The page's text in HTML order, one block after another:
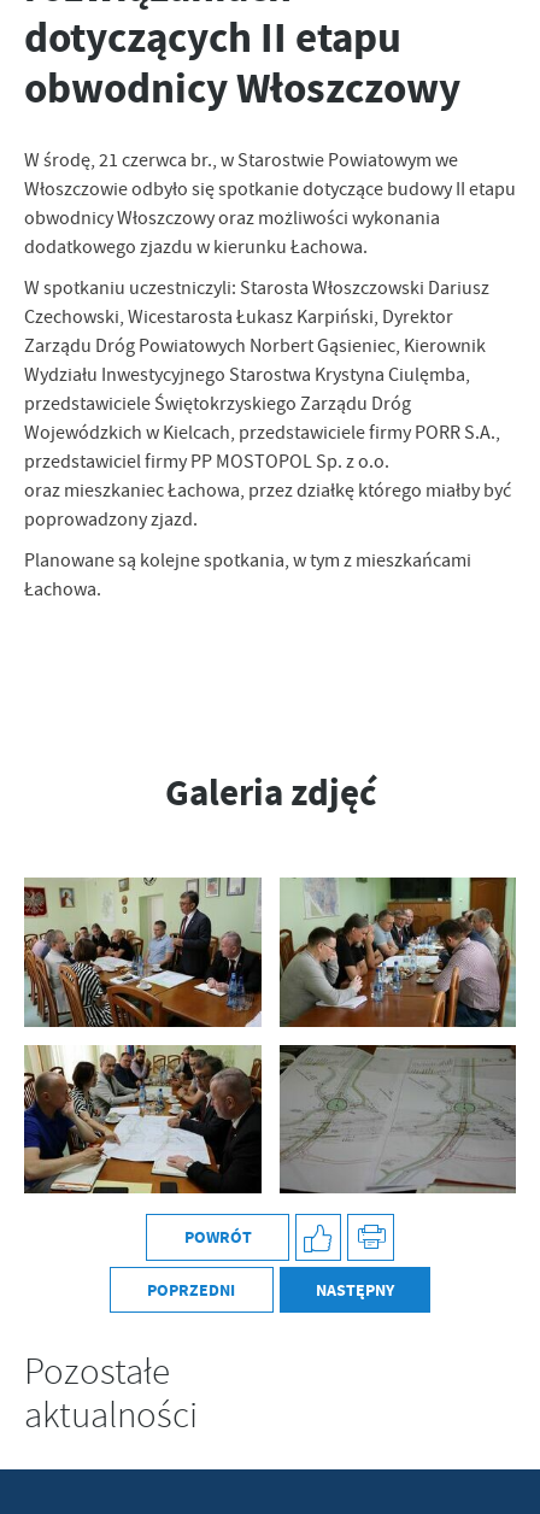
dotyczących II etapu
obwodnicy Włoszczowy
W środę, 21 czerwca br., w Starostwie Powiatowym we
Włoszczowie odbyło się spotkanie dotyczące budowy II etapu
obwodnicy Włoszczowy oraz możliwości wykonania
dodatkowego zjazdu w kierunku Łachowa.
W spotkaniu uczestniczyli: Starosta Włoszczowski Dariusz
Czechowski, Wicestarosta Łukasz Karpiński, Dyrektor
Zarządu Dróg Powiatowych Norbert Gąsieniec, Kierownik
Wydziału Inwestycyjnego Starostwa Krystyna Ciulęmba,
przedstawiciele Świętokrzyskiego Zarządu Dróg
Wojewódzkich w Kielcach, przedstawiciele firmy PORR S.A.,
przedstawiciel firmy PP MOSTOPOL Sp. z o.o.
oraz mieszkaniec Łachowa, przez działkę którego miałby być
poprowadzony zjazd.
Planowane są kolejne spotkania, w tym z mieszkańcami
Łachowa.
Galeria zdjęć
POWRÓT
POPRZEDNI NASTĘPNY
Pozostałe
aktualności
treści.
Dzięki tym plikom cookies możemy zapewnić Ci większy komfort
korzystania z funkcjonalności naszej strony poprzez dopasowanie
jej do Twoich indywidualnych preferencji. Wyrażenie zgody na
dostępność większej ilości funkcji na stronie.
Więcej
Analityczne pliki cookies pomagają nam rozwijać się i
dostosowywać do Twoich potrzeb.
Cookies analityczne pozwalają na uzyskanie informacji w zakresie
wykorzystywania witryny internetowej, miejsca oraz częstotliwości,
z jaką odwiedzane są nasze serwisy www. Dane pozwalają nam na
ocenę naszych serwisów internetowych pod względem ich
popularności wśród użytkowników. Zgromadzone informacje są
przetwarzane w formie zanonimizowanej. Wyrażenie zgody na
analityczne pliki cookies gwarantuje dostępność wszystkich
funkcjonalności.
Więcej
Reklamowe
Dzięki reklamowym plikom cookies prezentujemy Ci najciekawsze
informacje i aktualności na stronach naszych partnerów.
Promocyjne pliki cookies służą do prezentowania Ci naszych
komunikatów na podstawie analizy Twoich upodobań oraz Twoich
zwyczajów dotyczących przeglądanej witryny internetowej. Treści
promocyjne mogą pojawić się na stronach podmiotów trzecich lub
firm będących naszymi partnerami oraz innych dostawców usług.
treści w postaci wiadomości, ofert, komunikatów mediów
społecznościowych.
Więcej